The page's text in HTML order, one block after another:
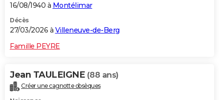
16/08/1940 à Montélimar
Décès
27/03/2026 à Villeneuve-de-Berg
Famille PEYRE
Jean TAULEIGNE (88 ans)
Créer une cagnotte obsèques